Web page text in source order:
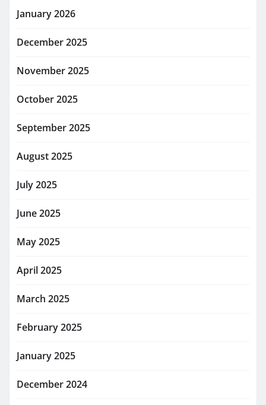
January 2026
December 2025
November 2025
October 2025
September 2025
August 2025
July 2025
June 2025
May 2025
April 2025
March 2025
February 2025
January 2025
December 2024